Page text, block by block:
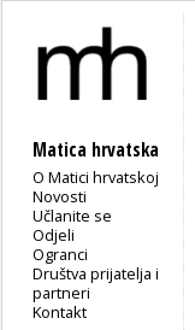
Matica hrvatska
O Matici hrvatskoj
Novosti
Učlanite se
Odjeli
Ogranci
Društva prijatelja i
partneri
Kontakt